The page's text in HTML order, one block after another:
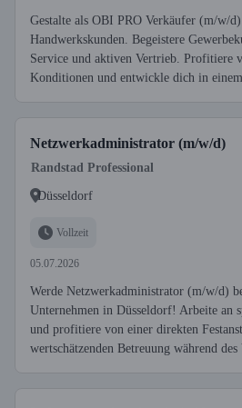
Gestalte als OBI PRO Verkäufer (m/w/
Handwerkskunden. Begeistere
Service und aktiven Vertrieb. Profitiere
Konditionen und entwickle dich in
Netzwerkadministrator (m/w/d)
Randstad Professional
Düsseldorf
Vollzeit
05.07.2026
Werde Netzwerkadministrator (m/w/d)
Unternehmen in Düsseldorf! Arbeite an
und profitiere von einer direkten
wertschätzenden Betreuung während des